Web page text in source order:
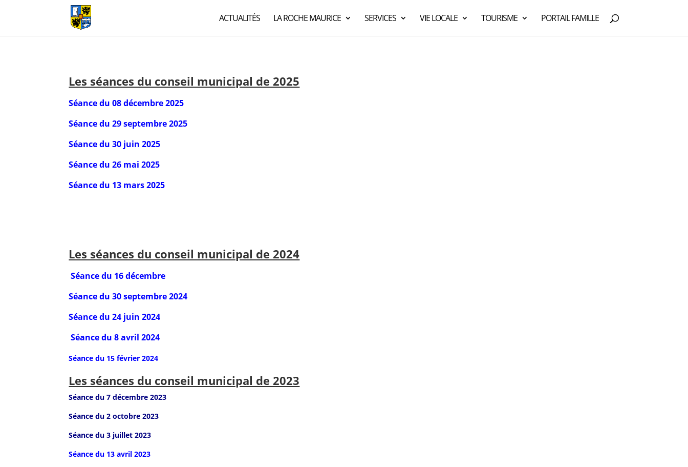
ACTUALITÉS LA ROCHE MAURICE SERVICES VIE LOCALE TOURISME PORTAIL FAMILLE
Les séances du conseil municipal de 2025
Séance du 08 décembre 2025
Séance du 29 septembre 2025
Séance du 30 juin 2025
Séance du 26 mai 2025
Séance du 13 mars 2025
Les séances du conseil municipal de 2024
Séance du 16 décembre
Séance du 30 septembre 2024
Séance du 24 juin 2024
Séance du 8 avril 2024
Séance du 15 février 2024
Les séances du conseil municipal de 2023
Séance du 7 décembre 2023
Séance du 2 octobre 2023
Séance du 3 juillet 2023
Séance du 13 avril 2023